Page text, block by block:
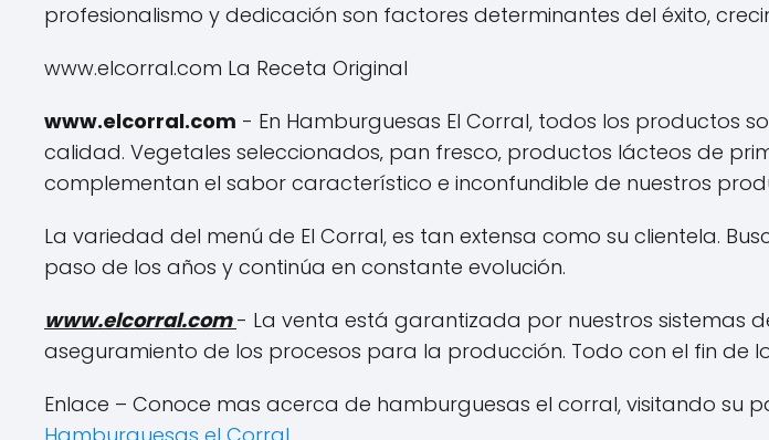
profesionalismo y dedicación son factores determinantes del éxito,
www.elcorral.com La Receta Original
www.elcorral.com - En Hamburguesas El Corral, todos los productos
calidad. Vegetales seleccionados‚ pan fresco‚ productos lácteos de
complementan el sabor característico e inconfundible de nuestros
La variedad del menú de El Corral, es tan extensa como su clientela.
paso de los años y continúa en constante evolución.
www.elcorral.com - La venta está garantizada por nuestros sistemas
aseguramiento de los procesos para la producción. Todo con el fin de
Enlace – Conoce mas acerca de hamburguesas el corral, visitando su